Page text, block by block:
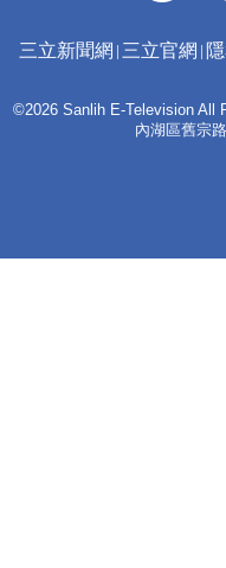
三立新聞網 三立官網
©2026 Sanlih E-Television All
內湖區舊宗